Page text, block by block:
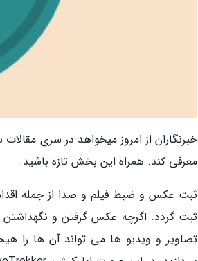
خبرنگاران از امروز میخواهد در سری
معرفی کند. همراه این بخش تازه باشید.
ثبت عکس و ضبط فیلم و صدا از جمله
ثبت گردد. اگرچه عکس گرفتن و نگهداشتن
تصاویر و ویدیو ها می تواند آن ها را